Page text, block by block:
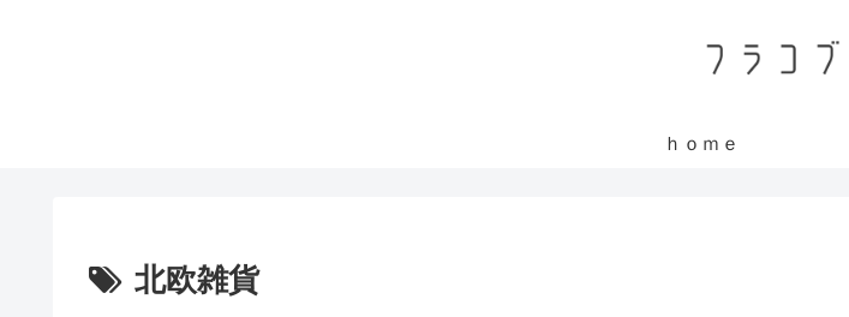
ｈｏｍｅ
北欧雑貨